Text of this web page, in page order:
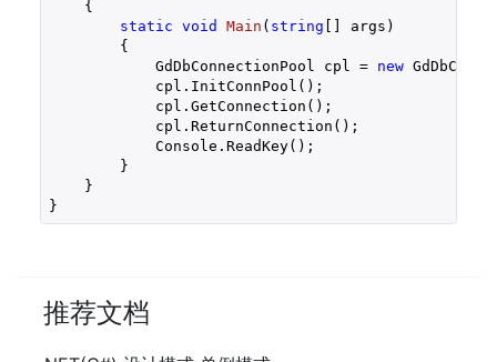
    {
static void Main ( string [] args )
{
            GdDbConnectionPool cpl =
new
            cpl.InitConnPool();
            cpl.GetConnection();
            cpl.ReturnConnection();
            Console.ReadKey();
        }
    }
}
推荐文档